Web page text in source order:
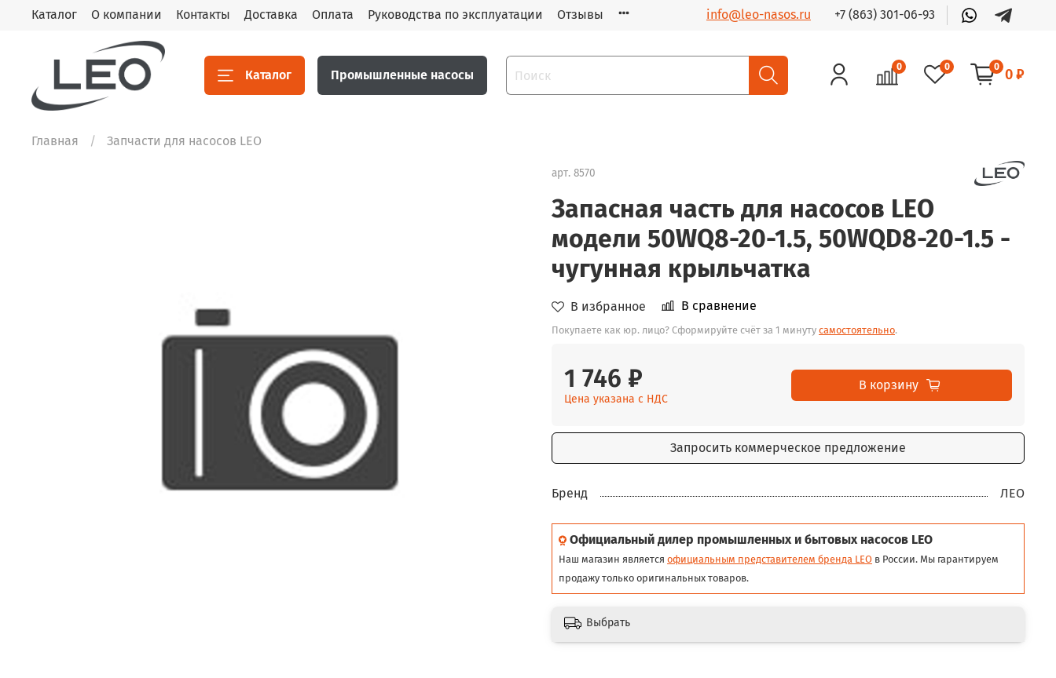
Каталог О компании Контакты Доставка Оплата Руководства по эксплуатации Отзывы info@leo-nasos.ru +7 (863) 301-06-93
Каталог Промышленные насосы
0 0 0 0 ₽
Главная Запчасти для насосов LEO
арт. 8570
Запасная часть для насосов LEO
модели 50WQ8-20-1.5, 50WQD8-20-1.5 -
чугунная крыльчатка
В избранное В сравнение
Покупаете как юр. лицо? Сформируйте счёт за 1 минуту самостоятельно.
1 746 ₽
Цена указана с НДС
В корзину
Запросить коммерческое предложение
Бренд ЛЕО
Официальный дилер промышленных и бытовых насосов LEO
Наш магазин является официальным представителем бренда LEO в России. Мы гарантируем
продажу только оригинальных товаров.
Выбрать